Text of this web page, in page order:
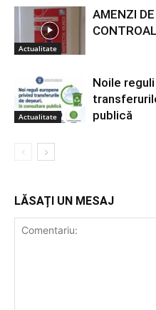
Actualitate
AMENZI
Actualitate
Noile
publică
LĂSAȚI UN MESAJ